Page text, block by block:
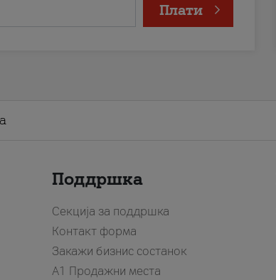
Плати
Поддршка
Секција за поддршка
Контакт форма
Закажи бизнис состанок
A1 Продажни места